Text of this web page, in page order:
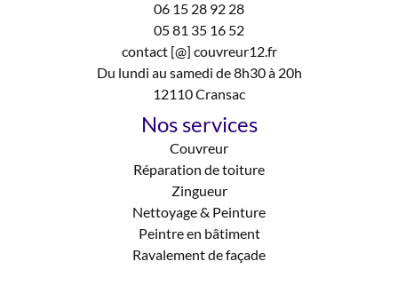
06 15 28 92 28
05 81 35 16 52
contact [@] couvreur12.fr
Du lundi au samedi de 8h30 à 20h
12110 Cransac
Nos services
Couvreur
Réparation de toiture
Zingueur
Nettoyage & Peinture
Peintre en bâtiment
Ravalement de façade